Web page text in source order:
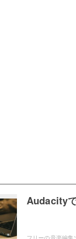
Audacity